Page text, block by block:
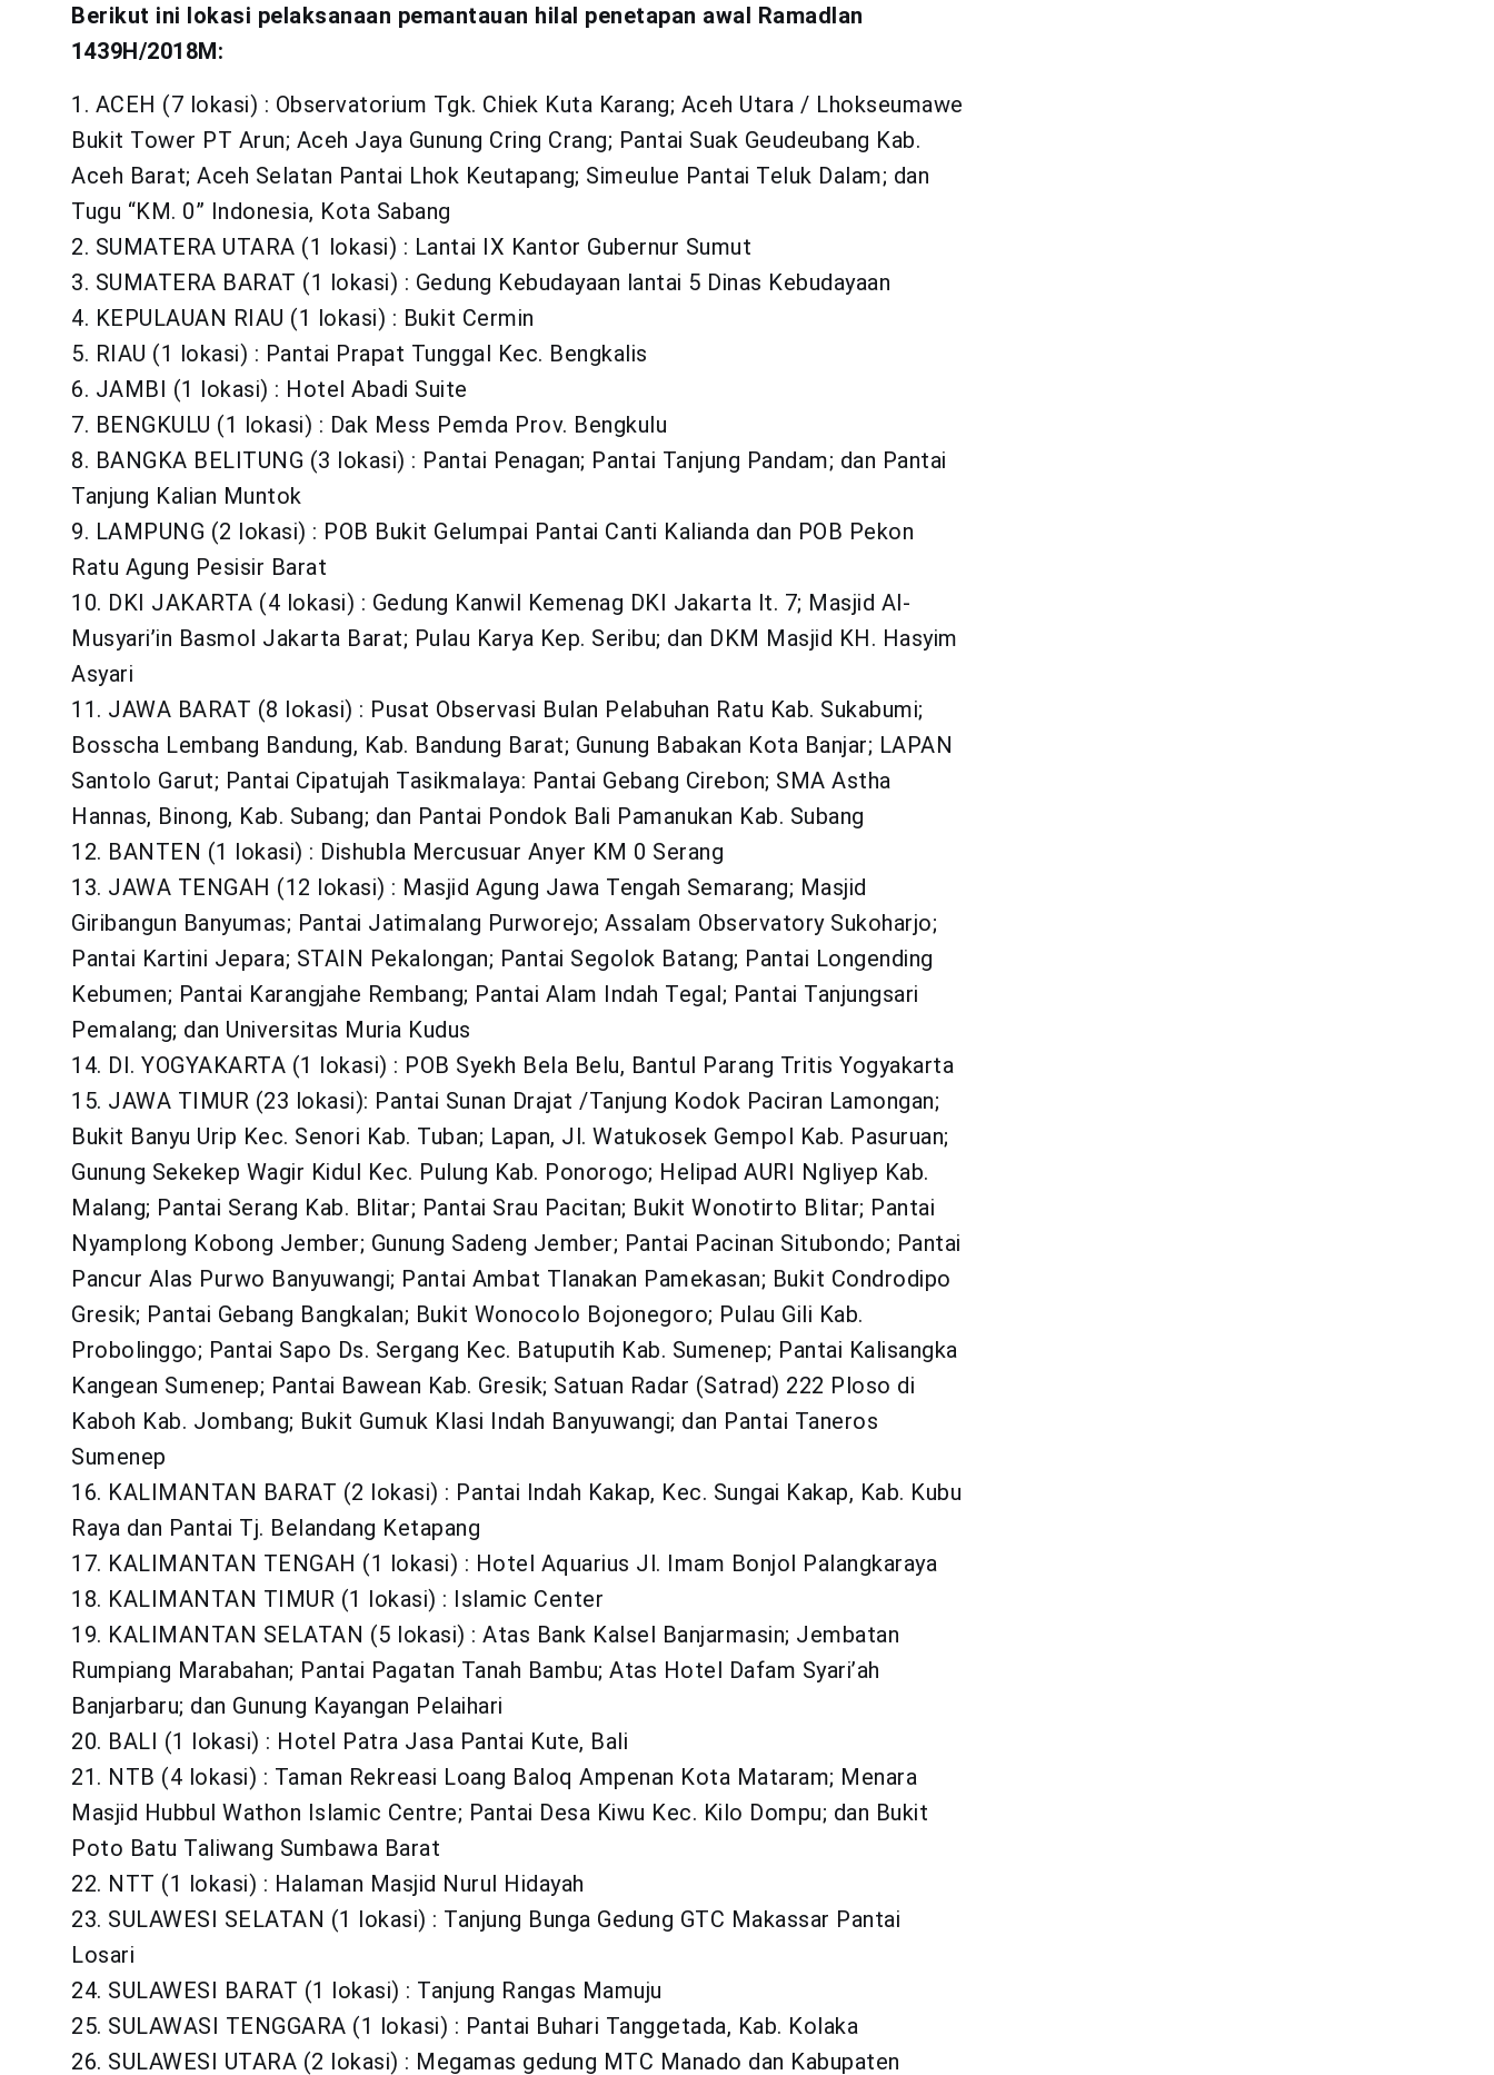
Berikut ini lokasi pelaksanaan pemantauan hilal penetapan awal Ramadlan
1439H/2018M:
1. ACEH (7 lokasi) : Observatorium Tgk. Chiek Kuta Karang; Aceh Utara / Lhokseumawe
Bukit Tower PT Arun; Aceh Jaya Gunung Cring Crang; Pantai Suak Geudeubang Kab.
Aceh Barat; Aceh Selatan Pantai Lhok Keutapang; Simeulue Pantai Teluk Dalam; dan
Tugu “KM. 0” Indonesia, Kota Sabang
2. SUMATERA UTARA (1 lokasi) : Lantai IX Kantor Gubernur Sumut
3. SUMATERA BARAT (1 lokasi) : Gedung Kebudayaan lantai 5 Dinas Kebudayaan
4. KEPULAUAN RIAU (1 lokasi) : Bukit Cermin
5. RIAU (1 lokasi) : Pantai Prapat Tunggal Kec. Bengkalis
6. JAMBI (1 lokasi) : Hotel Abadi Suite
7. BENGKULU (1 lokasi) : Dak Mess Pemda Prov. Bengkulu
8. BANGKA BELITUNG (3 lokasi) : Pantai Penagan; Pantai Tanjung Pandam; dan Pantai
Tanjung Kalian Muntok
9. LAMPUNG (2 lokasi) : POB Bukit Gelumpai Pantai Canti Kalianda dan POB Pekon
Ratu Agung Pesisir Barat
10. DKI JAKARTA (4 lokasi) : Gedung Kanwil Kemenag DKI Jakarta lt. 7; Masjid Al-
Musyari’in Basmol Jakarta Barat; Pulau Karya Kep. Seribu; dan DKM Masjid KH. Hasyim
Asyari
11. JAWA BARAT (8 lokasi) : Pusat Observasi Bulan Pelabuhan Ratu Kab. Sukabumi;
Bosscha Lembang Bandung, Kab. Bandung Barat; Gunung Babakan Kota Banjar; LAPAN
Santolo Garut; Pantai Cipatujah Tasikmalaya: Pantai Gebang Cirebon; SMA Astha
Hannas, Binong, Kab. Subang; dan Pantai Pondok Bali Pamanukan Kab. Subang
12. BANTEN (1 lokasi) : Dishubla Mercusuar Anyer KM 0 Serang
13. JAWA TENGAH (12 lokasi) : Masjid Agung Jawa Tengah Semarang; Masjid
Giribangun Banyumas; Pantai Jatimalang Purworejo; Assalam Observatory Sukoharjo;
Pantai Kartini Jepara; STAIN Pekalongan; Pantai Segolok Batang; Pantai Longending
Kebumen; Pantai Karangjahe Rembang; Pantai Alam Indah Tegal; Pantai Tanjungsari
Pemalang; dan Universitas Muria Kudus
14. DI. YOGYAKARTA (1 lokasi) : POB Syekh Bela Belu, Bantul Parang Tritis Yogyakarta
15. JAWA TIMUR (23 lokasi): Pantai Sunan Drajat /Tanjung Kodok Paciran Lamongan;
Bukit Banyu Urip Kec. Senori Kab. Tuban; Lapan, Jl. Watukosek Gempol Kab. Pasuruan;
Gunung Sekekep Wagir Kidul Kec. Pulung Kab. Ponorogo; Helipad AURI Ngliyep Kab.
Malang; Pantai Serang Kab. Blitar; Pantai Srau Pacitan; Bukit Wonotirto Blitar; Pantai
Nyamplong Kobong Jember; Gunung Sadeng Jember; Pantai Pacinan Situbondo; Pantai
Pancur Alas Purwo Banyuwangi; Pantai Ambat Tlanakan Pamekasan; Bukit Condrodipo
Gresik; Pantai Gebang Bangkalan; Bukit Wonocolo Bojonegoro; Pulau Gili Kab.
Probolinggo; Pantai Sapo Ds. Sergang Kec. Batuputih Kab. Sumenep; Pantai Kalisangka
Kangean Sumenep; Pantai Bawean Kab. Gresik; Satuan Radar (Satrad) 222 Ploso di
Kaboh Kab. Jombang; Bukit Gumuk Klasi Indah Banyuwangi; dan Pantai Taneros
Sumenep
16. KALIMANTAN BARAT (2 lokasi) : Pantai Indah Kakap, Kec. Sungai Kakap, Kab. Kubu
Raya dan Pantai Tj. Belandang Ketapang
17. KALIMANTAN TENGAH (1 lokasi) : Hotel Aquarius Jl. Imam Bonjol Palangkaraya
18. KALIMANTAN TIMUR (1 lokasi) : Islamic Center
19. KALIMANTAN SELATAN (5 lokasi) : Atas Bank Kalsel Banjarmasin; Jembatan
Rumpiang Marabahan; Pantai Pagatan Tanah Bambu; Atas Hotel Dafam Syari’ah
Banjarbaru; dan Gunung Kayangan Pelaihari
20. BALI (1 lokasi) : Hotel Patra Jasa Pantai Kute, Bali
21. NTB (4 lokasi) : Taman Rekreasi Loang Baloq Ampenan Kota Mataram; Menara
Masjid Hubbul Wathon Islamic Centre; Pantai Desa Kiwu Kec. Kilo Dompu; dan Bukit
Poto Batu Taliwang Sumbawa Barat
22. NTT (1 lokasi) : Halaman Masjid Nurul Hidayah
23. SULAWESI SELATAN (1 lokasi) : Tanjung Bunga Gedung GTC Makassar Pantai
Losari
24. SULAWESI BARAT (1 lokasi) : Tanjung Rangas Mamuju
25. SULAWASI TENGGARA (1 lokasi) : Pantai Buhari Tanggetada, Kab. Kolaka
26. SULAWESI UTARA (2 lokasi) : Megamas gedung MTC Manado dan Kabupaten